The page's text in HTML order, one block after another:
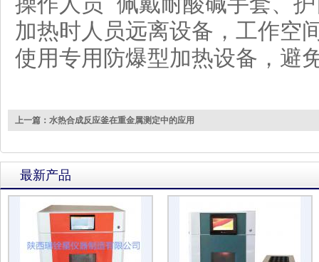
加热时人员远离设备，工作空
使用专用防爆型加热设备，避
上一篇：水热合成反应釜在重金属测定中的应用
最新产品